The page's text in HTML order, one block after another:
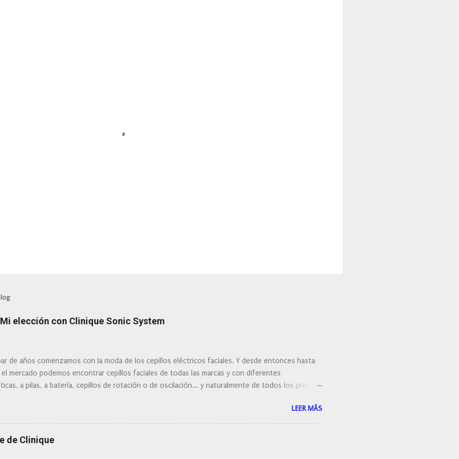
elección con Clinique Sonic System
de años comenzamos con la moda de los cepillos eléctricos faciales. Y desde entonces hasta
el mercado podemos encontrar cepillos faciales de todas las marcas y con diferentes
a pilas, a batería, cepillos de rotación o de oscilación... y naturalmente de todos los precios.
mi tipo de piel? ¿Qué busco?... En este post os voy a dar mi opinión de porque elegí mi cepilloLEER MÁS
de Clinique